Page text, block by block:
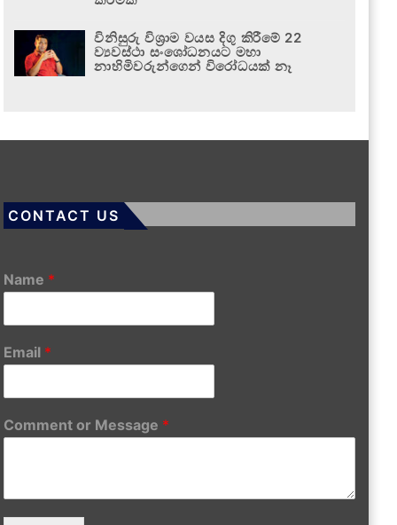
විනිසුරු විශ්‍රාම වයස දිගු කිරීමේ 22
ව්‍යවස්ථා සංශෝධනයට මහා
නාහිමිවරුන්ගෙන් විරෝධයක් නෑ
CONTACT US
Name *
Email *
Comment or Message *